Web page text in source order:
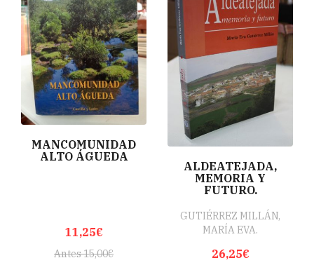
MANCOMUNIDAD
ALTO ÁGUEDA
11,25€
Antes 15,00€
ALDEATEJADA,
MEMORIA Y
FUTURO.
GUTIÉRREZ MILLÁN,
MARÍA EVA.
26,25€